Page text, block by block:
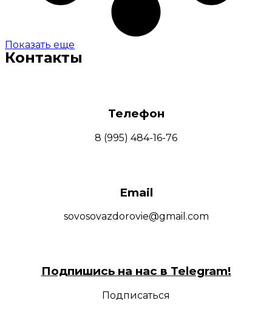
Показать еще
Контакты
Телефон
8 (995) 484-16-76
Email
sovosovazdorovie@gmail.com
Подпишись на нас в Telegram!
Подписаться